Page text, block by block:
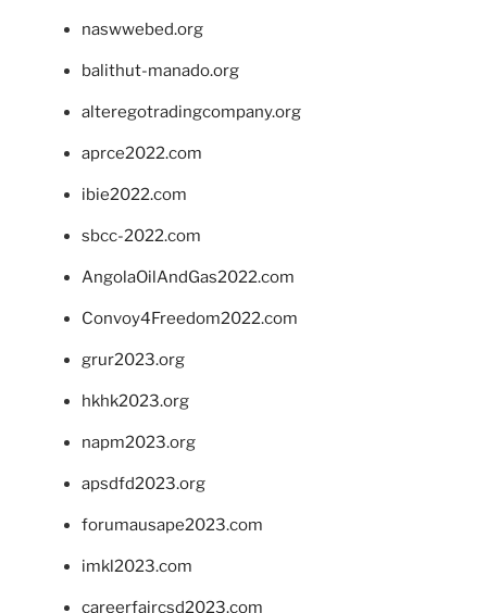
naswwebed.org
balithut-manado.org
alteregotradingcompany.org
aprce2022.com
ibie2022.com
sbcc-2022.com
AngolaOilAndGas2022.com
Convoy4Freedom2022.com
grur2023.org
hkhk2023.org
napm2023.org
apsdfd2023.org
forumausape2023.com
imkl2023.com
careerfaircsd2023.com